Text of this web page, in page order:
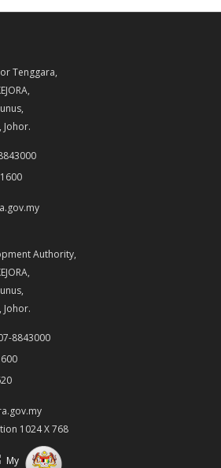
Tenggara,
Johor.
Authority,
Johor.
8843000
1024 X 768